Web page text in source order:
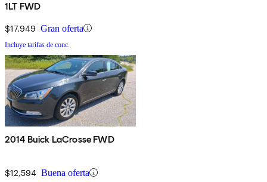
1LT FWD
$17,949 Gran oferta
Incluye tarifas de conc.
2014 Buick LaCrosse FWD
$12,594 Buena oferta